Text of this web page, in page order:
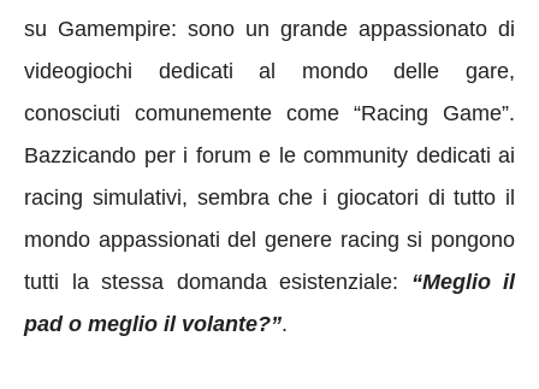
su Gamempire: sono un grande appassionato di
videogiochi dedicati al mondo delle gare,
conosciuti comunemente come “Racing Game”.
Bazzicando per i forum e le community dedicati ai
racing simulativi, sembra che i giocatori di tutto il
mondo appassionati del genere racing si pongono
tutti la stessa domanda esistenziale: “Meglio il
pad o meglio il volante?”.